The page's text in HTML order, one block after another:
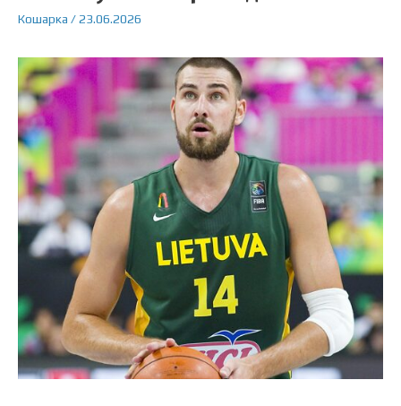
Кошарка /23.06.2026